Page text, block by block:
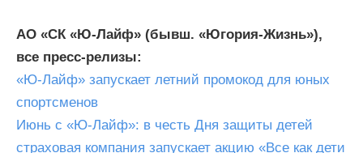
АО «СК «Ю-Лайф» (бывш. «Югория-Жизнь»),
все пресс-релизы:
«Ю-Лайф» запускает летний промокод для юных
спортсменов
Июнь с «Ю-Лайф»: в честь Дня защиты детей
страховая компания запускает акцию «Все как дети